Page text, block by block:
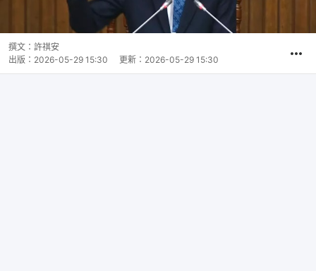
撰文： 許祺安
出版： 2026-05-29 15:30 更新： 2026-05-29 15:30